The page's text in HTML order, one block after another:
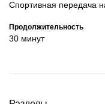
Спортивная передача
Продолжительность
30 минут